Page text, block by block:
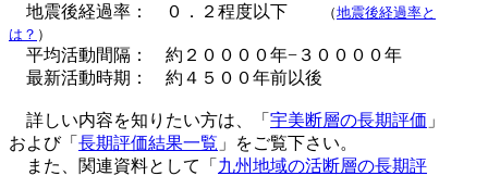
地震後経過率： ０．２程度以下 （地震後経過率と
は？ ）
平均活動間隔： 約２００００年−３００００年
最新活動時期： 約４５００年前以後
詳しい内容を知りたい方は、「 宇美断層の長期評価 」
および「 長期評価結果一覧 」をご覧下さい。
また、関連資料として「 九州地域の活断層の長期評